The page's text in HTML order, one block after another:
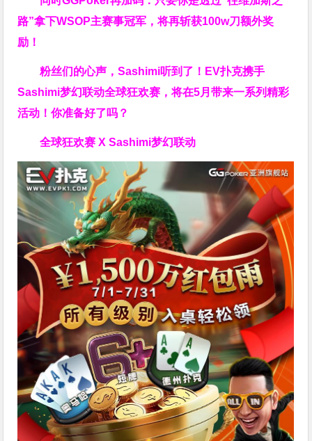
路”拿下WSOP主赛事冠军，将再斩获100w刀额外奖
励！
粉丝们的心声，Sashimi听到了！EV扑克携手
Sashimi梦幻联动全球狂欢赛，将在5月带来一系列精彩
活动！你准备好了吗？
全球狂欢赛 X Sashimi梦幻联动